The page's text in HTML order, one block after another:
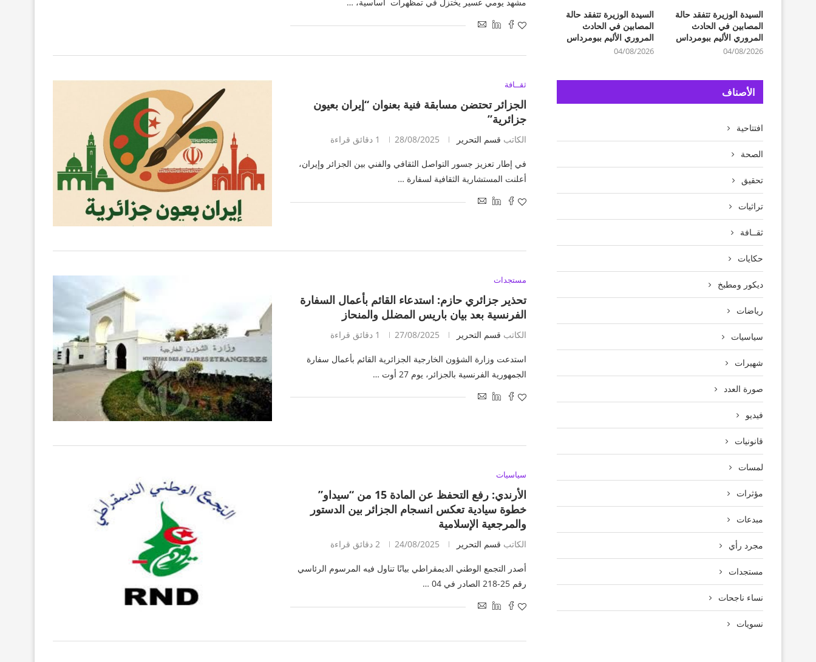
مشهد يومي عسير يختزل في تمظهرات أساسية، …
ثقــافة
الجزائر تحتضن مسابقة فنية بعنوان “إيران بعيون
جزائرية”
الكاتب قسم التحرير 28/08/2025 1 دقائق قراءة
في إطار تعزيز جسور التواصل الثقافي والفني بين الجزائر وإيران،
أعلنت المستشارية الثقافية لسفارة …
مستجدات
تحذير جزائري حازم: استدعاء القائم بأعمال السفارة
الفرنسية بعد بيان باريس المضلل والمنحاز
الكاتب قسم التحرير 27/08/2025 1 دقائق قراءة
استدعت وزارة الشؤون الخارجية الجزائرية القائم بأعمال سفارة
الجمهورية الفرنسية بالجزائر، يوم 27 أوت …
سياسيات
الأرندي: رفع التحفظ عن المادة 15 من “سيداو”
خطوة سيادية تعكس انسجام الجزائر بين الدستور
والمرجعية الإسلامية
الكاتب قسم التحرير 24/08/2025 2 دقائق قراءة
أصدر التجمع الوطني الديمقراطي بيانًا تناول فيه المرسوم الرئاسي
رقم 25-218 الصادر في 04 …
السيدة الوزيرة تتفقد حالة
المصابين في الحادث
المروري الأليم ببومرداس
04/08/2026
السيدة الوزيرة تتفقد حالة
المصابين في الحادث
المروري الأليم ببومرداس
04/08/2026
الأصناف
افتتاحية
الصحة
تحقيق
تراثيات
ثقــافة
حكايات
ديكور ومطبخ
رياضات
سياسيات
شهيرات
صورة العدد
فيديو
قانونيات
لمسات
مؤثرات
مبدعات
مجرد رأي
مستجدات
نساء ناجحات
نسويات